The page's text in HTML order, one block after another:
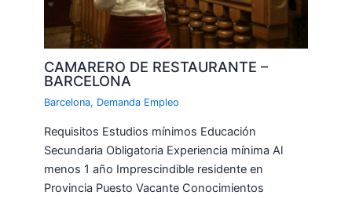
CAMARERO DE RESTAURANTE –
BARCELONA
Barcelona, Demanda Empleo
Requisitos Estudios mínimos Educación
Secundaria Obligatoria Experiencia mínima Al
menos 1 año Imprescindible residente en
Provincia Puesto Vacante Conocimientos